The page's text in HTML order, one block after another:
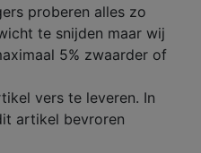
proberen alles zo
te snijden maar wij
5% zwaarder of
vers te leveren. In
artikel bevroren